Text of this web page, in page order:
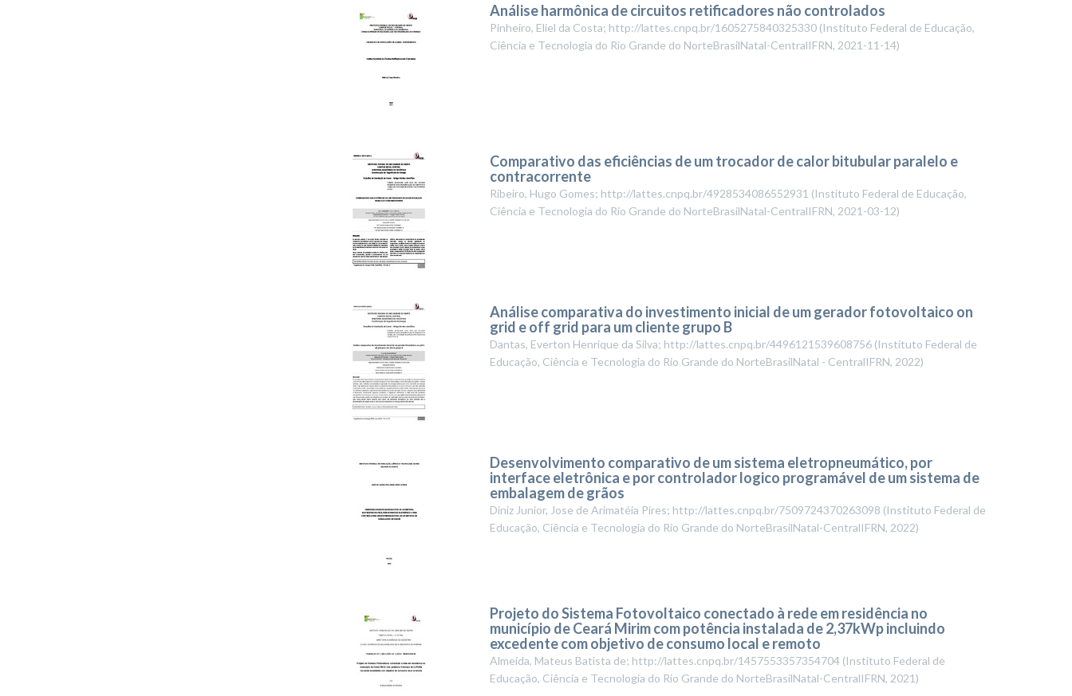
Análise harmônica de circuitos retificadores não controlados
Pinheiro, Eliel da Costa; http://lattes.cnpq.br/1605275840325330 (Instituto Federal de Educação,
Ciência e Tecnologia do Rio Grande do NorteBrasilNatal-CentralIFRN, 2021-11-14)
Comparativo das eficiências de um trocador de calor bitubular paralelo e
contracorrente
Ribeiro, Hugo Gomes; http://lattes.cnpq.br/4928534086552931 (Instituto Federal de Educação,
Ciência e Tecnologia do Rio Grande do NorteBrasilNatal-CentralIFRN, 2021-03-12)
Análise comparativa do investimento inicial de um gerador fotovoltaico on
grid e off grid para um cliente grupo B
Dantas, Everton Henrique da Silva; http://lattes.cnpq.br/4496121539608756 (Instituto Federal de
Educação, Ciência e Tecnologia do Rio Grande do NorteBrasilNatal - CentralIFRN, 2022)
Desenvolvimento comparativo de um sistema eletropneumático, por
interface eletrônica e por controlador logico programável de um sistema de
embalagem de grãos
Diniz Junior, Jose de Arimatéia Pires; http://lattes.cnpq.br/7509724370263098 (Instituto Federal de
Educação, Ciência e Tecnologia do Rio Grande do NorteBrasilNatal-CentralIFRN, 2022)
Projeto do Sistema Fotovoltaico conectado à rede em residência no
município de Ceará Mirim com potência instalada de 2,37kWp incluindo
excedente com objetivo de consumo local e remoto
Almeida, Mateus Batista de; http://lattes.cnpq.br/1457553357354704 (Instituto Federal de
Educação, Ciência e Tecnologia do Rio Grande do NorteBrasilNatal-CentralIFRN, 2021)